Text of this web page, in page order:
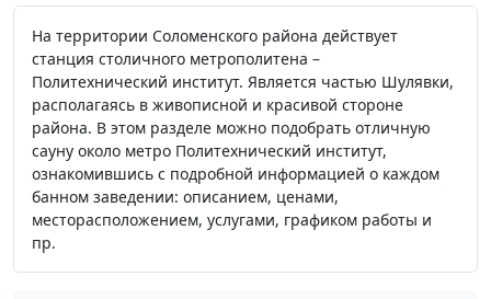
На территории Соломенского района действует
станция столичного метрополитена –
Политехнический институт. Является частью Шулявки,
располагаясь в живописной и красивой стороне
района. В этом разделе можно подобрать отличную
сауну около метро Политехнический институт,
ознакомившись с подробной информацией о каждом
банном заведении: описанием, ценами,
месторасположением, услугами, графиком работы и
пр.